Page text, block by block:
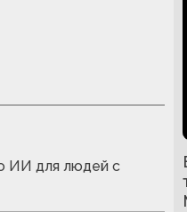
ИИ для людей с